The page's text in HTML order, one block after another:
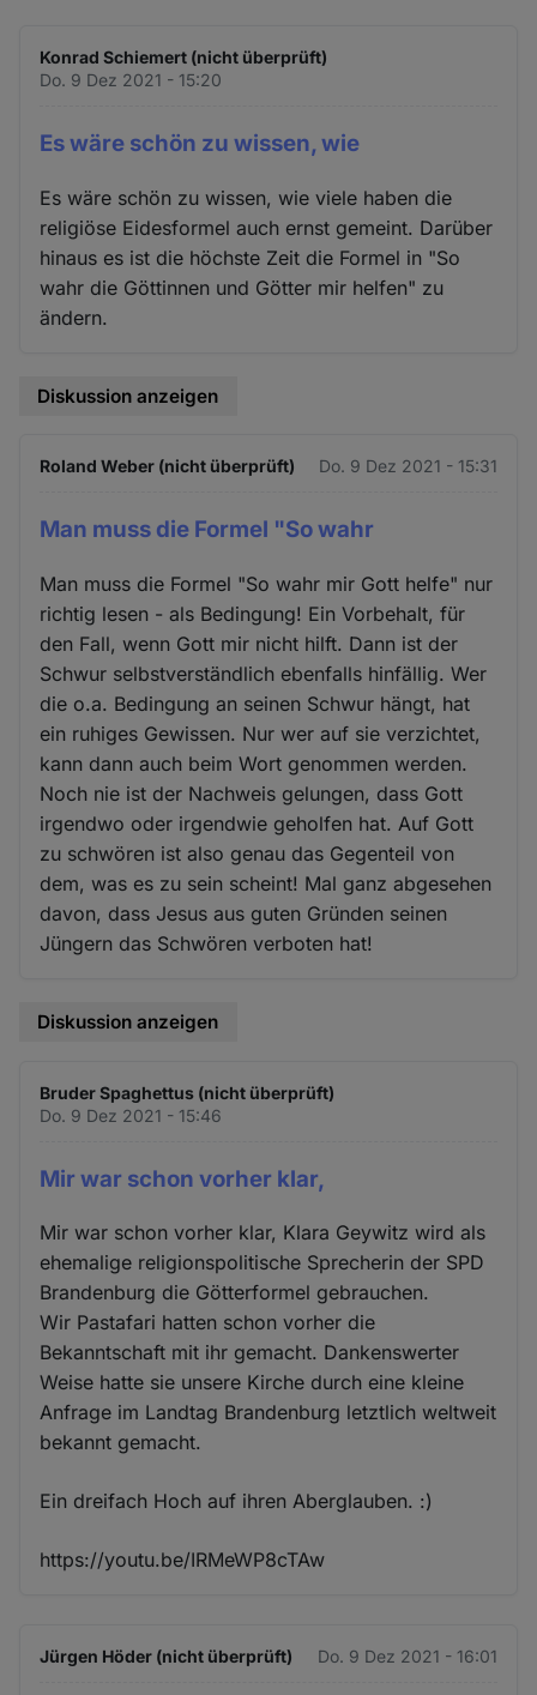
Konrad Schiemert (nicht überprüft)
Do. 9 Dez 2021 - 15:20
Es wäre schön zu wissen, wie
Es wäre schön zu wissen, wie viele haben die
religiöse Eidesformel auch ernst gemeint. Darüber
hinaus es ist die höchste Zeit die Formel in "So
wahr die Göttinnen und Götter mir helfen" zu
ändern.
Diskussion anzeigen
Roland Weber (nicht überprüft) Do. 9 Dez 2021 - 15:31
Man muss die Formel "So wahr
Man muss die Formel "So wahr mir Gott helfe" nur
richtig lesen - als Bedingung! Ein Vorbehalt, für
den Fall, wenn Gott mir nicht hilft. Dann ist der
Schwur selbstverständlich ebenfalls hinfällig. Wer
die o.a. Bedingung an seinen Schwur hängt, hat
ein ruhiges Gewissen. Nur wer auf sie verzichtet,
kann dann auch beim Wort genommen werden.
Noch nie ist der Nachweis gelungen, dass Gott
irgendwo oder irgendwie geholfen hat. Auf Gott
zu schwören ist also genau das Gegenteil von
dem, was es zu sein scheint! Mal ganz abgesehen
davon, dass Jesus aus guten Gründen seinen
Jüngern das Schwören verboten hat!
Diskussion anzeigen
Bruder Spaghettus (nicht überprüft)
Do. 9 Dez 2021 - 15:46
Mir war schon vorher klar,
Mir war schon vorher klar, Klara Geywitz wird als
ehemalige religionspolitische Sprecherin der SPD
Brandenburg die Götterformel gebrauchen.
Wir Pastafari hatten schon vorher die
Bekanntschaft mit ihr gemacht. Dankenswerter
Weise hatte sie unsere Kirche durch eine kleine
Anfrage im Landtag Brandenburg letztlich weltweit
bekannt gemacht.
Ein dreifach Hoch auf ihren Aberglauben. :)
https://youtu.be/IRMeWP8cTAw
Jürgen Höder (nicht überprüft) Do. 9 Dez 2021 - 16:01